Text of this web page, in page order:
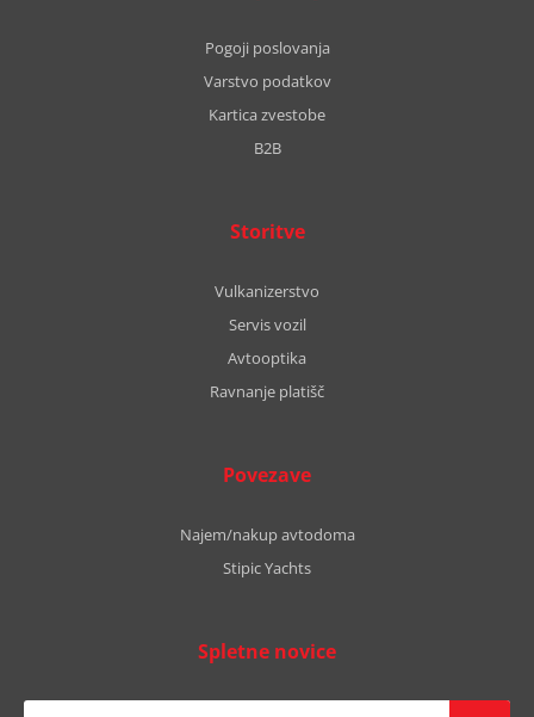
Pogoji poslovanja
Varstvo podatkov
Kartica zvestobe
B2B
Storitve
Vulkanizerstvo
Servis vozil
Avtooptika
Ravnanje platišč
Povezave
Najem/nakup avtodoma
Stipic Yachts
Spletne novice